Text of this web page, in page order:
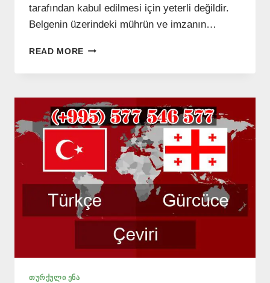
tarafından kabul edilmesi için yeterli değildir.
Belgenin üzerindeki mührün ve imzanın…
READ MORE GÜRCÜ
ONAYLI
–
(+995)
577
577
ᲗᲣᲠᲥᲣᲚᲘ ᲔᲜᲐ